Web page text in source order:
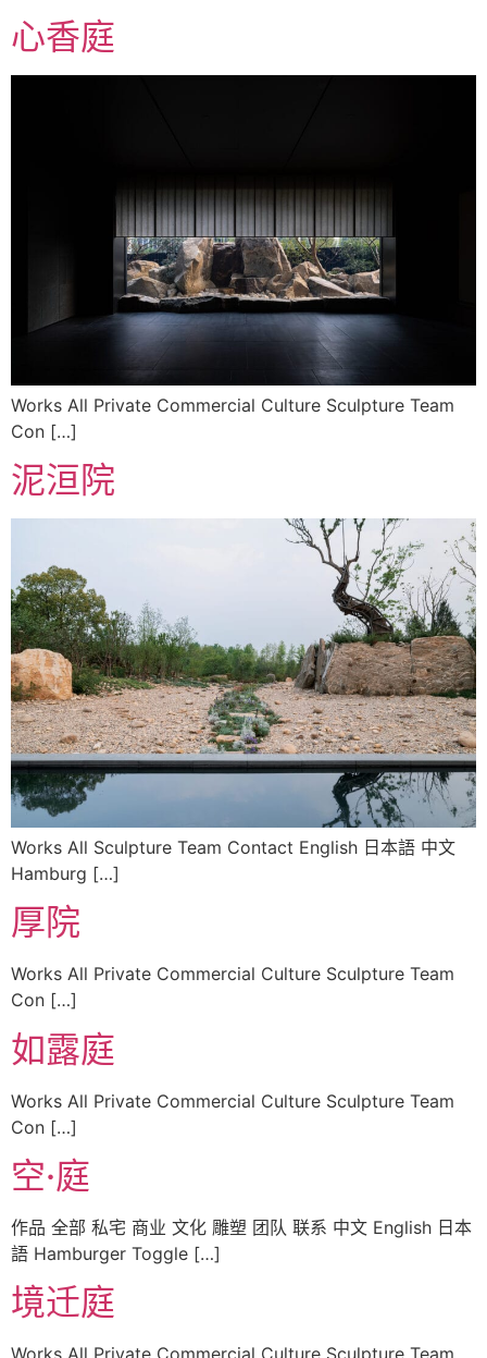
心香庭
Works All Private Commercial Culture Sculpture Team
Con […]
泥洹院
Works All Sculpture Team Contact English 日本語 中文
Hamburg […]
厚院
Works All Private Commercial Culture Sculpture Team
Con […]
如露庭
Works All Private Commercial Culture Sculpture Team
Con […]
空·庭
作品 全部 私宅 商业 文化 雕塑 团队 联系 中文 English 日本
語 Hamburger Toggle […]
境迁庭